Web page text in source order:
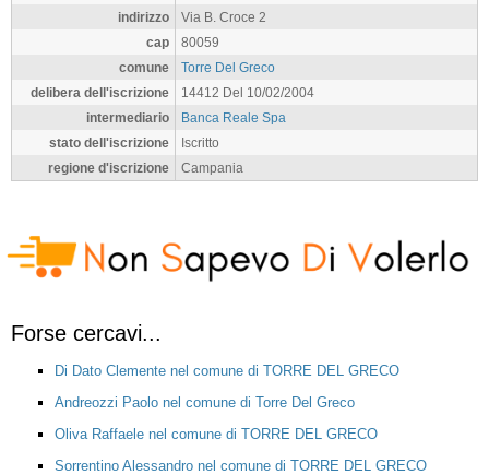
indirizzo
Via B. Croce 2
cap
80059
comune
Torre Del Greco
delibera dell'iscrizione
14412 Del 10/02/2004
intermediario
Banca Reale Spa
stato dell'iscrizione
Iscritto
regione d'iscrizione
Campania
Forse cercavi...
Di Dato Clemente nel comune di TORRE DEL GRECO
Andreozzi Paolo nel comune di Torre Del Greco
Oliva Raffaele nel comune di TORRE DEL GRECO
Sorrentino Alessandro nel comune di TORRE DEL GRECO